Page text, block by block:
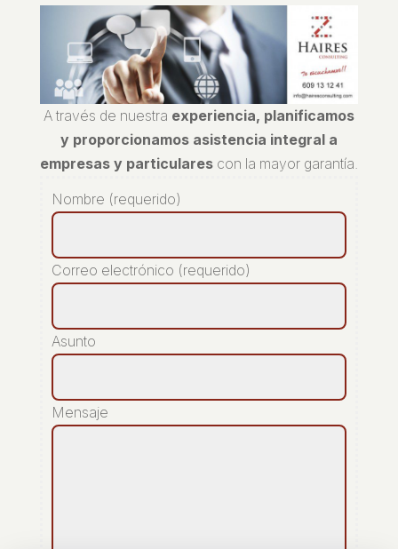
A través de nuestra experiencia, planificamos
y proporcionamos asistencia integral a
empresas y particularescon la mayor garantía.
Nombre (requerido)
Correo electrónico (requerido)
Asunto
Mensaje